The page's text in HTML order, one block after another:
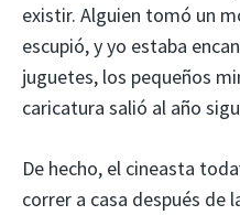
existir. Alguien tomó un
escupió, y yo estaba
juguetes, los pequeños
caricatura salió al año
De hecho, el cineasta
correr a casa después de